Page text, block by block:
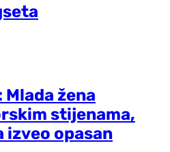
Mlada žena
stijenama,
opasan